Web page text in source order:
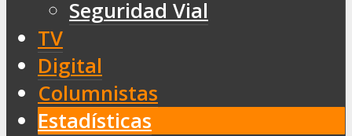
Seguridad Vial
TV
Digital
Columnistas
Estadísticas